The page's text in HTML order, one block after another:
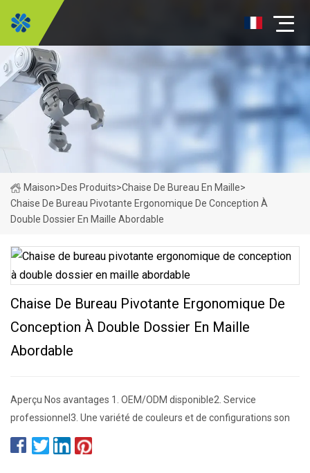
Maison>Des Produits>Chaise De Bureau En Maille>
Chaise De Bureau Pivotante Ergonomique De Conception À
Double Dossier En Maille Abordable
Chaise De Bureau Pivotante Ergonomique De
Conception À Double Dossier En Maille
Abordable
Aperçu Nos avantages 1. OEM/ODM disponible2. Service
professionnel3. Une variété de couleurs et de configurations son